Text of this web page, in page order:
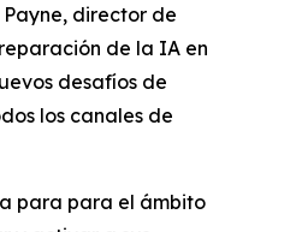
director de
de la IA en
desafíos de
los canales de
para para el ámbito